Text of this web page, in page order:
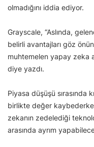
olmadığını iddia ediyor.
Grayscale, “Aslında,
belirli avantajları göz
muhtemelen yapay zeka
diye yazdı.
Piyasa düşüşü sırasında
birlikte değer
zekanın zedelediği
arasında ayrım